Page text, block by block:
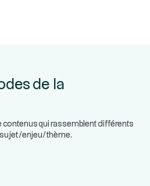
de la
contenus qui rassemblent différents
sujet/enjeu/thème.